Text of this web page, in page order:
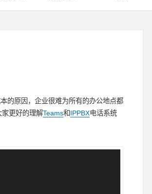
的原因，企业很难为所有的办公地点都
家更好的理解Teams和IPPBX电话系统